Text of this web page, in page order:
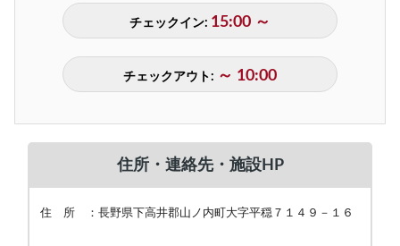
チェックイン: 15:00 ～
チェックアウト: ～ 10:00
住所・連絡先・施設HP
住 所 ：長野県下高井郡山ノ内町大字平穏７１４９－１６